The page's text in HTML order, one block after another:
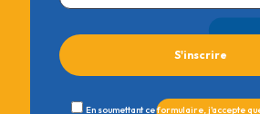
En soumettant ce formulaire, j'accepte